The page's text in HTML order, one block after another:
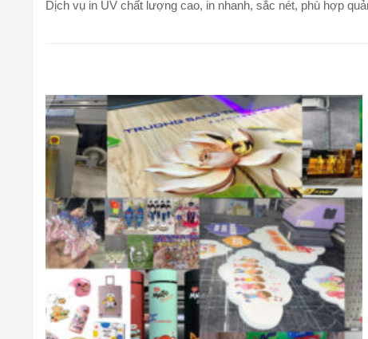
Dịch vụ in UV chất lượng cao, in nhanh, sắc nét, phù hợp